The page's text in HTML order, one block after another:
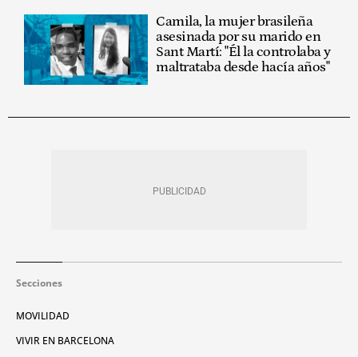
Camila, la mujer brasileña
asesinada por su marido en
Sant Martí: "Él la controlaba y
maltrataba desde hacía años"
Secciones
MOVILIDAD
VIVIR EN BARCELONA